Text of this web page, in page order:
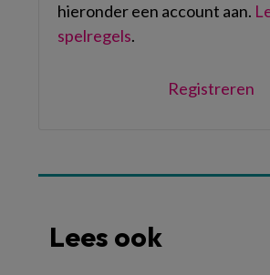
hieronder een account aan.
spelregels.
Registreren
Lees ook